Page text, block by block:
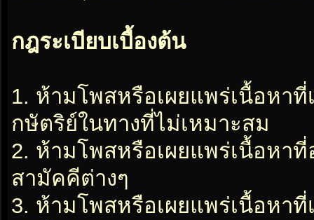
กฎระเบียบเบื้องต้น
1. ห้ามโพสหรือเผยแพร่เนื้อหา
กษัตริย์ในทางที่ไม่เหมาะสม
2. ห้ามโพสหรือเผยแพร่เนื้อหา
สามัคคีต่างๆ
3. ห้ามโพสหรือเผยแพร่เนื้อหา